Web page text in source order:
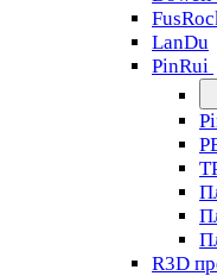
LanDu
PinRui
R3D